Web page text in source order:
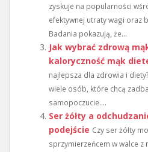
zyskuje na popularności
efektywnej utraty wagi oraz
Badania pokazują, że...
Jak wybrać zdrową
kaloryczność mąk
najlepsza dla zdrowia i
wiele osób, które chcą
samopoczucie....
Ser żółty a
podejście Czy ser żółty
sprzymierzeńcem w walce